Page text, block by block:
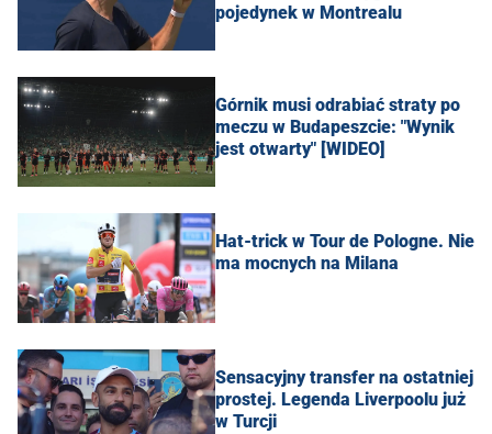
pojedynek w Montrealu
Górnik musi odrabiać straty po
meczu w Budapeszcie: "Wynik
jest otwarty" [WIDEO]
Hat-trick w Tour de Pologne. Nie
ma mocnych na Milana
Sensacyjny transfer na ostatniej
prostej. Legenda Liverpoolu już
w Turcji